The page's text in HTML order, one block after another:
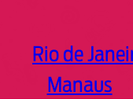
Rio de
Manaus